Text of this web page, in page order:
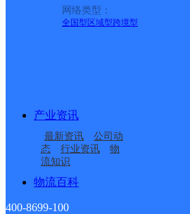
网络类型：
全国型 区域型跨境型
产业资讯
最新资讯
公司动
态
行业资讯
物
流知识
物流百科
400-8699-100
滨湖新城分部
河南长垣县公司博爱路
蒲西西区KH分部
河南长垣县公司德邻大
道御景龙苑KH分部
河南长垣县公司孟岗镇
粮所分部
河南长垣县公司方里乡